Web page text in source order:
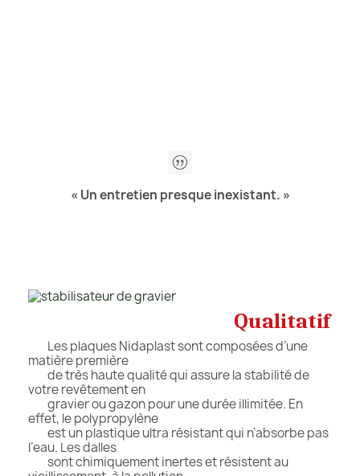
« Un entretien presque inexistant. »
Qualitatif
Les plaques Nidaplast sont composées d’une
matière première
de très haute qualité qui assure la stabilité de
votre revêtement en
gravier ou gazon pour une durée illimitée. En
effet, le polypropylène
est un plastique ultra résistant qui n’absorbe pas
l’eau. Les dalles
sont chimiquement inertes et résistent au